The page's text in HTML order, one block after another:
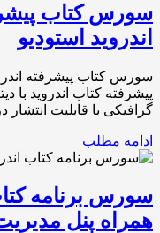
سورس کتاب
اندروید استودیو
سورس کتاب پیشرفته
گرافیکی با قابلیت
ادامه مطلب
سورس برنامه
همراه پنل